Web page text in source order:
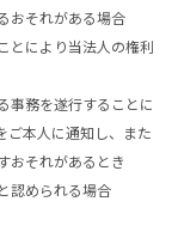
おそれがある場合
とにより当法人の権利
事務を遂行することに
ご本人に通知し、また
おそれがあるとき
認められる場合